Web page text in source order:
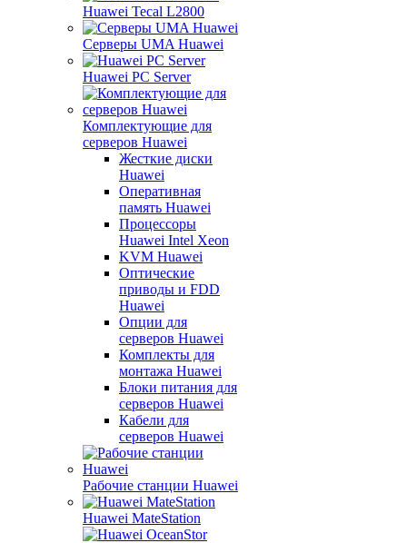
Huawei Tecal L2800
Серверы UMA Huawei
Huawei PC Server
Комплектующие для
серверов Huawei
Жесткие диски
Huawei
Оперативная
память Huawei
Процессоры
Huawei Intel Xeon
KVM Huawei
Оптические
приводы и FDD
Huawei
Опции для
серверов Huawei
Комплекты для
монтажа Huawei
Блоки питания для
серверов Huawei
Кабели для
серверов Huawei
Рабочие станции Huawei
Huawei MateStation